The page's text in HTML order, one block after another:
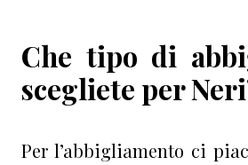
Che tipo di
scegliete per
Per l’abbigliamento ci